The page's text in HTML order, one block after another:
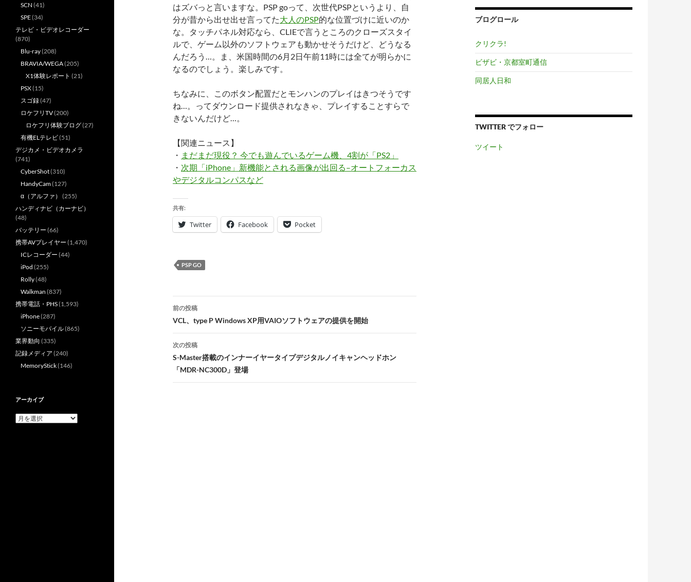
はズバっと言いますな。PSP goって、次世代PSPというより、自
分が昔から出せ出せ言ってた大人のPSP的な位置づけに近いのか
な。タッチパネル対応なら、CLIEで言うところのクローズスタイ
ルで、ゲーム以外のソフトウェアも動かせそうだけど、どうなる
んだろう…。ま、米国時間の6月2日午前11時には全てが明らかに
なるのでしょう。楽しみです。
ちなみに、このボタン配置だとモンハンのプレイはきつそうです
ね…。ってダウンロード提供されなきゃ、プレイすることすらで
きないんだけど…。
【関連ニュース】
・ まだまだ現役？ 今でも遊んでいるゲーム機、4割が「PS2」
・ 次期「iPhone」新機能とされる画像が出回る–オートフォーカス
やデジタルコンパスなど
共有:
Twitter Facebook Pocket
PSP GO
投
稿
ナ
ビ
ゲ
前の投稿
VCL、type P Windows XP用VAIOソフトウェアの提供を開始
次の投稿
S-Master搭載のインナーイヤータイプデジタルノイキャンヘッドホン
「MDR-NC300D」登場
ブ
ブログロール
クリクラ!
ビザビ・京都室町通信
同居人日和
TWITTER でフォロー
ツイート
SCN (41)
SPE(34)
テレビ・ビデオレコーダー
(870)
Blu-ray(208)
BRAVIA/WEGA(205)
X1体験レポート (21)
PSX(15)
スゴ録(47)
ロケフリTV(200)
ロケフリ体験ブログ(27)
有機ELテレビ(51)
デジカメ・ビデオカメラ
(741)
CyberShot(310)
HandyCam(127)
α（アルファ） (255)
ハンディナビ（カーナビ）
(48)
バッテリー (66)
携帯AVプレイヤー (1,470)
ICレコーダー (44)
iPod (255)
Rolly(48)
Walkman (837)
携帯電話・PHS(1,593)
iPhone(287)
ソニーモバイル(865)
業界動向 (335)
記録メディア (240)
MemoryStick(146)
アーカイブ
ア